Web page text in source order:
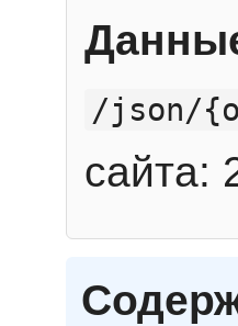
/json/
сайта: